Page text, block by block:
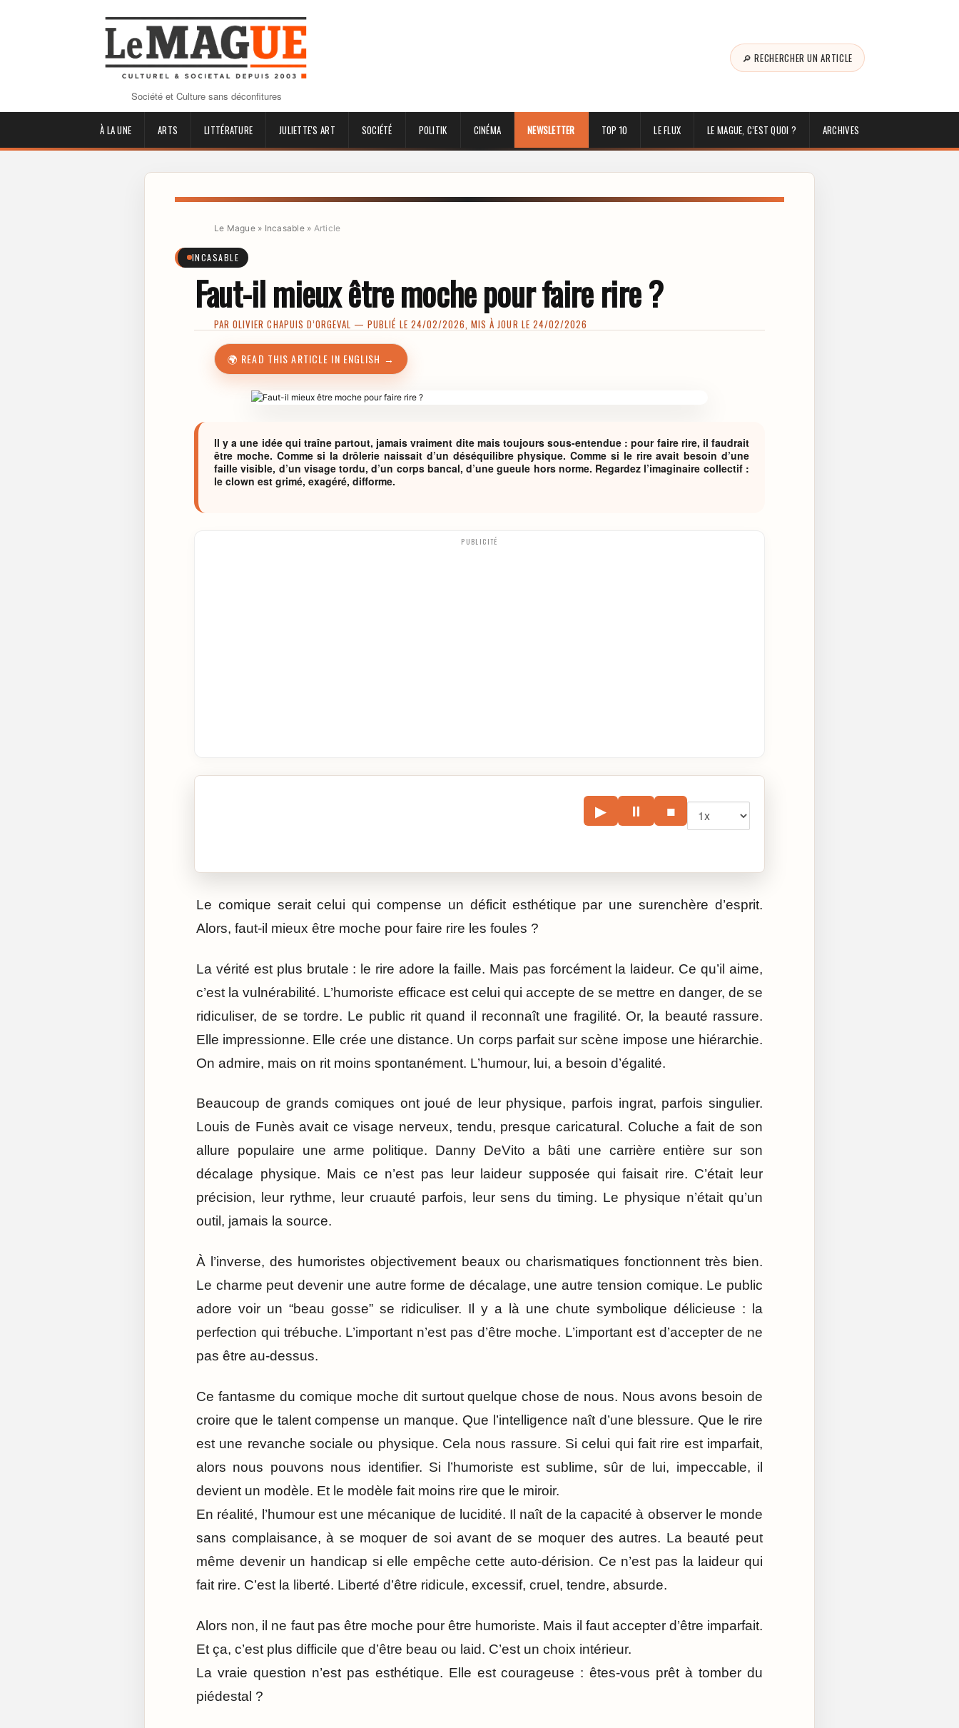
Société et Culture sans déconfitures
🔎 RECHERCHER UN ARTICLE
À LA UNE ARTS LITTÉRATURE JULIETTE'S ART SOCIÉTÉ POLITIK CINÉMA NEWSLETTER TOP 10 LE FLUX LE MAGUE, C’EST QUOI ? ARCHIVES
Le Mague» Incasable» Article
INCASABLE
Faut-il mieux être moche pour faire rire ?
PAROLIVIER CHAPUIS D’ORGEVAL — PUBLIÉ LE 24/02/2026, MIS À JOUR LE 24/02/2026
🌍 READ THIS ARTICLE IN ENGLISH →
ll y a une idée qui traîne partout, jamais vraiment dite mais toujours sous-entendue : pour faire rire, il faudrait
être moche. Comme si la drôlerie naissait d’un déséquilibre physique. Comme si le rire avait besoin d’une
faille visible, d’un visage tordu, d’un corps bancal, d’une gueule hors norme. Regardez l’imaginaire collectif :
le clown est grimé, exagéré, difforme.
PUBLICITÉ
▶ ⏸ ■
Le comique serait celui qui compense un déficit esthétique par une surenchère d’esprit.
Alors, faut-il mieux être moche pour faire rire les foules ?
La vérité est plus brutale : le rire adore la faille. Mais pas forcément la laideur. Ce qu’il aime,
c’est la vulnérabilité. L’humoriste efficace est celui qui accepte de se mettre en danger, de se
ridiculiser, de se tordre. Le public rit quand il reconnaît une fragilité. Or, la beauté rassure.
Elle impressionne. Elle crée une distance. Un corps parfait sur scène impose une hiérarchie.
On admire, mais on rit moins spontanément. L’humour, lui, a besoin d’égalité.
Beaucoup de grands comiques ont joué de leur physique, parfois ingrat, parfois singulier.
Louis de Funès avait ce visage nerveux, tendu, presque caricatural. Coluche a fait de son
allure populaire une arme politique. Danny DeVito a bâti une carrière entière sur son
décalage physique. Mais ce n’est pas leur laideur supposée qui faisait rire. C’était leur
précision, leur rythme, leur cruauté parfois, leur sens du timing. Le physique n’était qu’un
outil, jamais la source.
À l’inverse, des humoristes objectivement beaux ou charismatiques fonctionnent très bien.
Le charme peut devenir une autre forme de décalage, une autre tension comique. Le public
adore voir un “beau gosse” se ridiculiser. Il y a là une chute symbolique délicieuse : la
perfection qui trébuche. L’important n’est pas d’être moche. L’important est d’accepter de ne
pas être au-dessus.
Ce fantasme du comique moche dit surtout quelque chose de nous. Nous avons besoin de
croire que le talent compense un manque. Que l’intelligence naît d’une blessure. Que le rire
est une revanche sociale ou physique. Cela nous rassure. Si celui qui fait rire est imparfait,
alors nous pouvons nous identifier. Si l’humoriste est sublime, sûr de lui, impeccable, il
devient un modèle. Et le modèle fait moins rire que le miroir.
En réalité, l’humour est une mécanique de lucidité. Il naît de la capacité à observer le monde
sans complaisance, à se moquer de soi avant de se moquer des autres. La beauté peut
même devenir un handicap si elle empêche cette auto-dérision. Ce n’est pas la laideur qui
fait rire. C’est la liberté. Liberté d’être ridicule, excessif, cruel, tendre, absurde.
Alors non, il ne faut pas être moche pour être humoriste. Mais il faut accepter d’être imparfait.
Et ça, c’est plus difficile que d’être beau ou laid. C’est un choix intérieur.
La vraie question n’est pas esthétique. Elle est courageuse : êtes-vous prêt à tomber du
piédestal ?